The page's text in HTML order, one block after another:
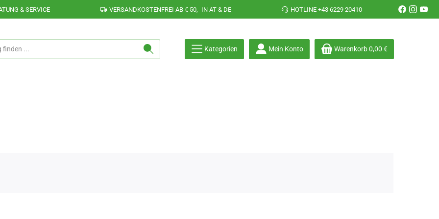
& SERVICE VERSANDKOSTENFREI AB € 50,- IN AT & DE HOTLINE +43 6229 20410
Kategorien Mein Konto Warenkorb0,00 €